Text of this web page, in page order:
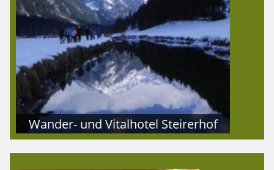
Wander- und Vitalhotel Steirerhof